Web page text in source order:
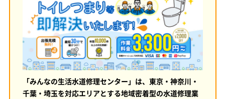
「みんなの生活水道修理センター」は、東京・神奈川・
千葉・埼玉を対応エリアとする地域密着型の水道修理業